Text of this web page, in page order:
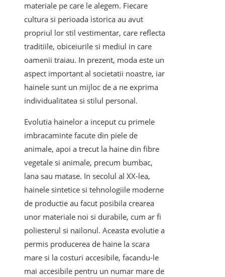
materiale pe care le alegem. Fiecare
cultura si perioada istorica au avut
propriul lor stil vestimentar, care reflecta
traditiile, obiceiurile si mediul in care
oamenii traiau. In prezent, moda este un
aspect important al societatii noastre, iar
hainele sunt un mijloc de a ne exprima
individualitatea si stilul personal.
Evolutia hainelor a inceput cu primele
imbracaminte facute din piele de
animale, apoi a trecut la haine din fibre
vegetale si animale, precum bumbac,
lana sau matase. In secolul al XX-lea,
hainele sintetice si tehnologiile moderne
de productie au facut posibila crearea
unor materiale noi si durabile, cum ar fi
poliesterul si nailonul. Aceasta evolutie a
permis producerea de haine la scara
mare si la costuri accesibile, facandu-le
mai accesibile pentru un numar mare de